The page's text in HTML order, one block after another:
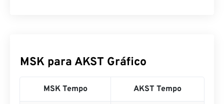
MSK para AKST Gráfico
MSK Tempo AKST Tempo